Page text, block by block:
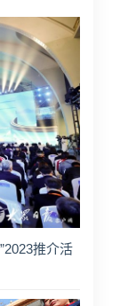
推介活